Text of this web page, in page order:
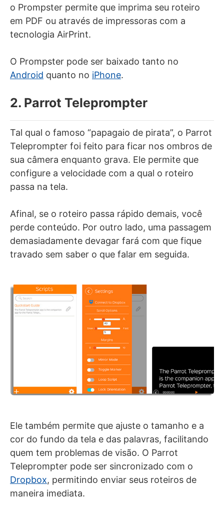
o Prompster permite que imprima seu roteiro
em PDF ou através de impressoras com a
tecnologia AirPrint.
O Prompster pode ser baixado tanto no
Android quanto no iPhone.
2. Parrot Teleprompter
Tal qual o famoso “papagaio de pirata”, o Parrot
Teleprompter foi feito para ficar nos ombros de
sua câmera enquanto grava. Ele permite que
configure a velocidade com a qual o roteiro
passa na tela.
Afinal, se o roteiro passa rápido demais, você
perde conteúdo. Por outro lado, uma passagem
demasiadamente devagar fará com que fique
travado sem saber o que falar em seguida.
Ele também permite que ajuste o tamanho e a
cor do fundo da tela e das palavras, facilitando
quem tem problemas de visão. O Parrot
Teleprompter pode ser sincronizado com o
Dropbox, permitindo enviar seus roteiros de
maneira imediata.